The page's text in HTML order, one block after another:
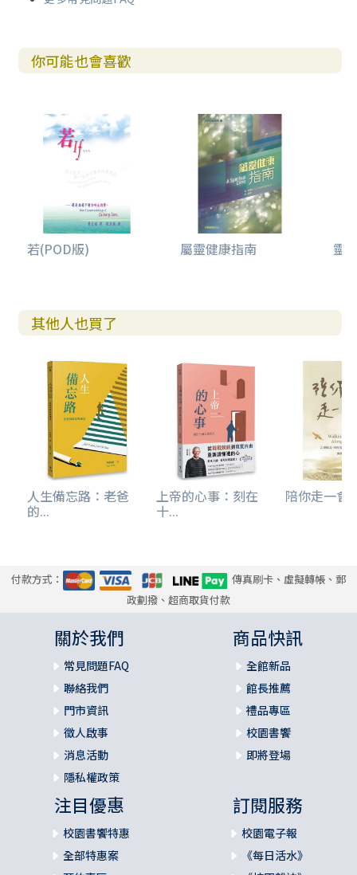
你可能也會喜歡
若(POD版) 屬靈健康指南 靈
其他人也買了
人生備忘路：老爸
的...
上帝的心事：刻在
十...
陪你走一會
付款方式：
傳真刷卡、虛擬轉帳、郵
政劃撥、超商取貨付款
關於我們
常見問題FAQ
聯絡我們
門市資訊
徵人啟事
消息活動
隱私權政策
商品快訊
全館新品
館長推薦
禮品專區
校園書饗
即將登場
注目優惠
校園書饗特惠
全部特惠案
訂閱服務
校園電子報
《每日活水》